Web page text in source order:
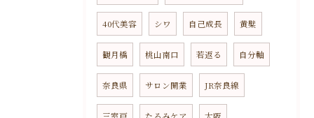
40代美容 シワ 自己成長 黄檗
観月橋 桃山南口 若返る 自分軸
奈良県 サロン開業 JR奈良線